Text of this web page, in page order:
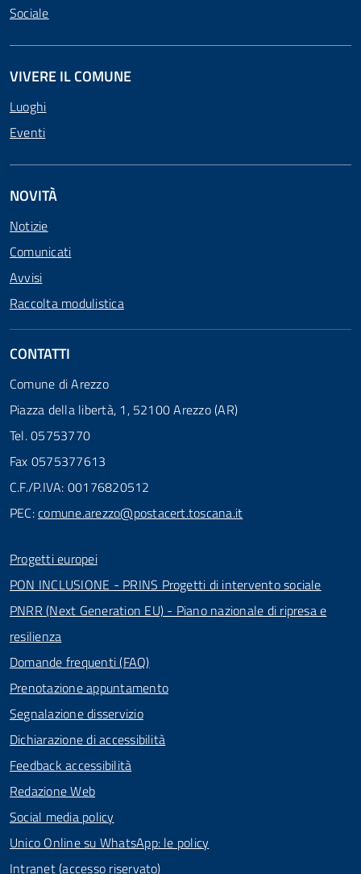
Sociale
VIVERE IL COMUNE
Luoghi
Eventi
NOVITÀ
Notizie
Comunicati
Avvisi
Raccolta modulistica
CONTATTI
Comune di Arezzo
Piazza della libertà, 1, 52100 Arezzo (AR)
Tel. 05753770
Fax 0575377613
C.F./P.IVA: 00176820512
PEC:comune.arezzo@postacert.toscana.it
Progetti europei
PON INCLUSIONE - PRINS Progetti di intervento sociale
PNRR (Next Generation EU) - Piano nazionale di ripresa e
resilienza
Domande frequenti (FAQ)
Prenotazione appuntamento
Segnalazione disservizio
Dichiarazione di accessibilità
Feedback accessibilità
Redazione Web
Social media policy
Unico Online su WhatsApp: le policy
Intranet (accesso riservato)